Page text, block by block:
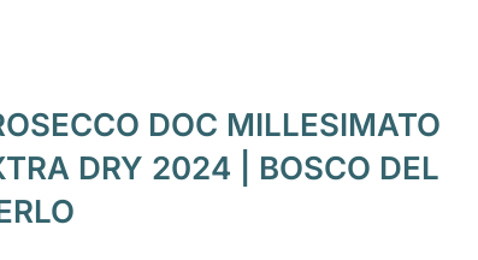
DOC MILLESIMATO
DRY 2024 | BOSCO DEL